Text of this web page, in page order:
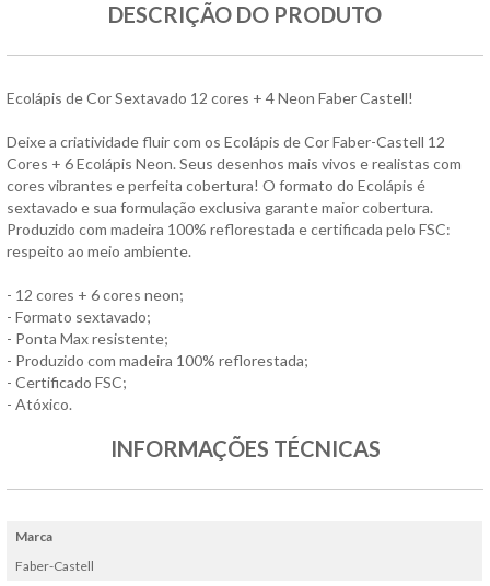
DESCRIÇÃO DO PRODUTO
Ecolápis de Cor Sextavado 12 cores + 4 Neon Faber Castell!
Deixe a criatividade fluir com os Ecolápis de Cor Faber-Castell 12
Cores + 6 Ecolápis Neon. Seus desenhos mais vivos e realistas com
cores vibrantes e perfeita cobertura! O formato do Ecolápis é
sextavado e sua formulação exclusiva garante maior cobertura.
Produzido com madeira 100% reflorestada e certificada pelo FSC:
respeito ao meio ambiente.
- 12 cores + 6 cores neon;
- Formato sextavado;
- Ponta Max resistente;
- Produzido com madeira 100% reflorestada;
- Certificado FSC;
- Atóxico.
INFORMAÇÕES TÉCNICAS
Marca
Faber-Castell